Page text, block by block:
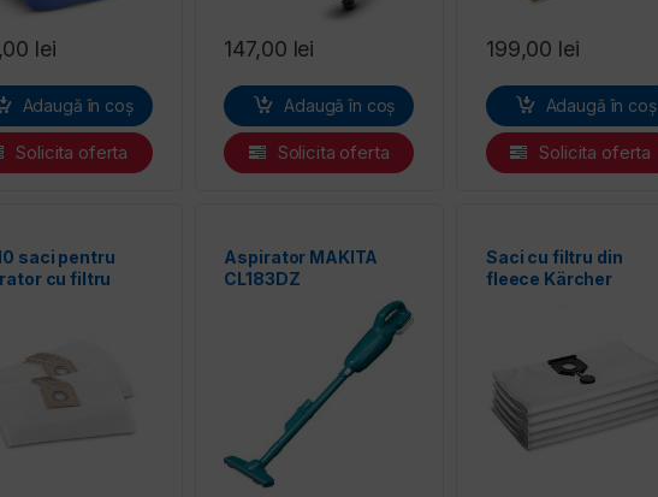
lei
Adaugă în coș
Solicita oferta
147,00 lei
Adaugă în coș
Solicita oferta
199,00 lei
Adaugă în coș
Solicita oferta
saci pentru
cu filtru
Aspirator MAKITA
CL183DZ
Saci cu filtru din
fleece Kärcher